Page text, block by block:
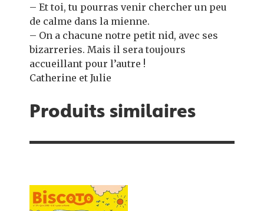
– Et toi, tu pourras venir chercher un peu
de calme dans la mienne.
– On a chacune notre petit nid, avec ses
bizarreries. Mais il sera toujours
accueillant pour l’autre !
Catherine et Julie
Produits similaires